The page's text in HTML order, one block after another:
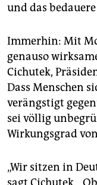
und das
Immerhin: Mit
genauso
Cichutek,
Dass Menschen
verängstigt
sei völlig
Wirkungsgrad
„Wir sitzen in